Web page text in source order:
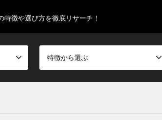
特徴や選び方を徹底リサーチ！
特徴から選ぶ